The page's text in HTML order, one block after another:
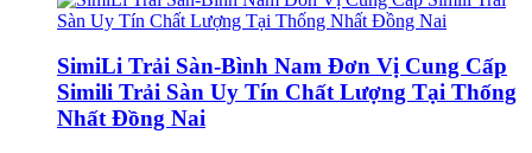
SimiLi Trải Sàn-Bình Nam Đơn Vị Cung Cấp
Simili Trải Sàn Uy Tín Chất Lượng Tại Thống
Nhất Đồng Nai